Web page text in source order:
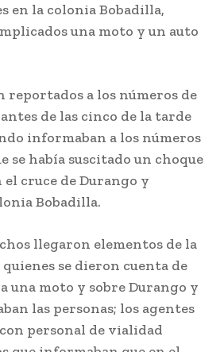
en la colonia Bobadilla,
una moto y un auto
reportados a los números de
de las cinco de la tarde
informaban a los números
se había suscitado un choque
el cruce de Durango y
Bobadilla.
llegaron elementos de la
se dieron cuenta de
una moto y sobre Durango y
las personas; los agentes
personal de vialidad